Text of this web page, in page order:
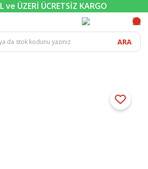
ve ÜZERİ ÜCRETSİZ KARGO
ARA